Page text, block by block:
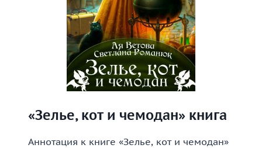
«Зелье, кот и чемодан» книга
Аннотация к книге «Зелье, кот и чемодан»